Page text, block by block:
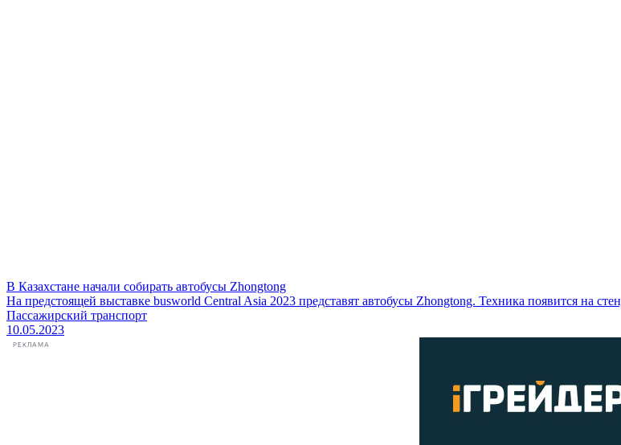
В Казахстане начали собирать автобусы Zhongtong
На предстоящей выставке busworld Central Asia 2023 представят автобусы Zhongtong. Техника появится на
Пассажирский транспорт
10.05.2023
РЕКЛАМА